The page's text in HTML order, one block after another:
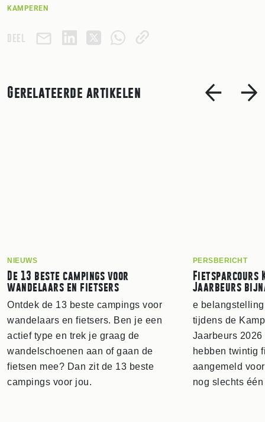
KAMPEREN
DEEL
Gerelateerde artikelen
NIEUWS
De 13 beste campings voor
wandelaars en fietsers
Ontdek de 13 beste campings voor
wandelaars en fietsers. Ben je een
actief type en trek je graag de
wandelschoenen aan of gaan de
fietsen mee? Dan zit de 13 beste
campings voor jou.
PERSBERICHT
Fietsparcours
Jaarbeurs
e
tijdens de
Jaarbeurs
hebben twintig
aangemeld
nog slechts